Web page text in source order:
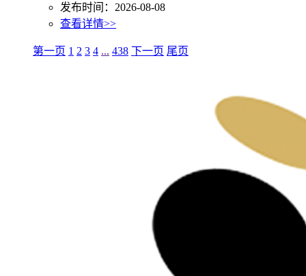
发布时间：2026-08-08
查看详情>>
第一页 1 2 3 4 ... 438 下一页 尾页